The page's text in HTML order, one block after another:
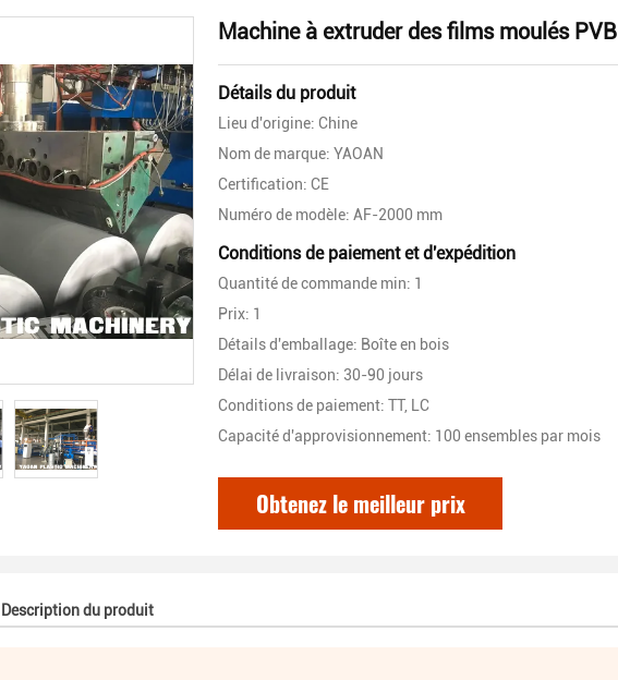
Machine à extruder des films moulés PVB
Détails du produit
Lieu d'origine: Chine
Nom de marque: YAOAN
Certification: CE
Numéro de modèle: AF-2000 mm
Conditions de paiement et d'expédition
Quantité de commande min: 1
Prix: 1
Détails d'emballage: Boîte en bois
Délai de livraison: 30-90 jours
Conditions de paiement: TT, LC
Capacité d'approvisionnement: 100 ensembles par mois
Obtenez le meilleur prix
Description du produit